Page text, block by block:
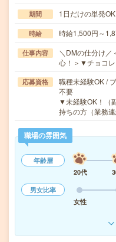
期間 1日だけの単発
時給 時給1,500円～
仕事内容
＼DMの仕分け／
心！＞▼チョコ
応募資格
職種未経験OK /
不要
▼未経験OK！（
持ちの方（業務
職場の雰囲気
年齢層
20代
男女比率
女性